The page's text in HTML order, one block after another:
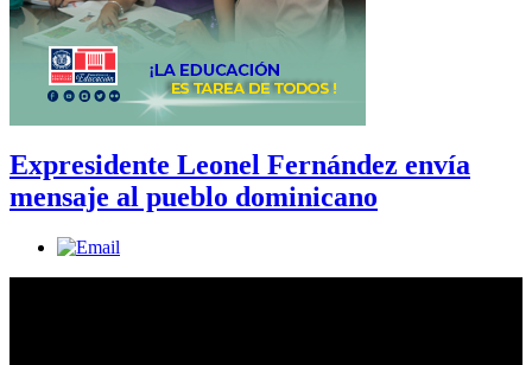
Expresidente Leonel Fernández envía
mensaje al pueblo dominicano